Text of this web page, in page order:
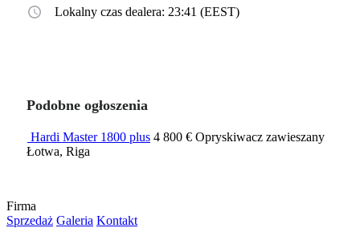
Lokalny czas dealera: 23:41 (EEST)
Podobne ogłoszenia
Hardi Master 1800 plus 4 800 € Opryskiwacz zawieszany
Łotwa, Riga
Firma
Sprzedaż Galeria Kontakt